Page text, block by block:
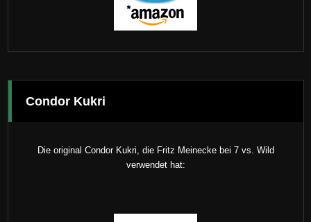
Condor Kukri
Die original Condor Kukri, die Fritz Meinecke bei 7 vs. Wild
verwendet hat: